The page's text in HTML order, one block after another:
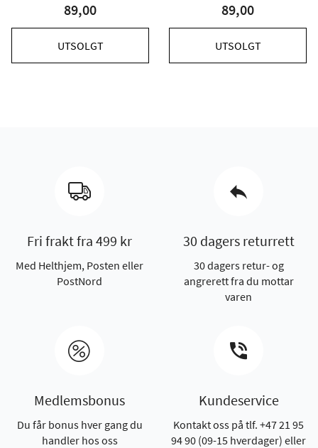
89,00
UTSOLGT
89,00
UTSOLGT
Fri frakt fra 499 kr
Med Helthjem, Posten eller
PostNord
30 dagers returrett
30 dagers retur- og
angrerett fra du mottar
varen
Medlemsbonus
Du får bonus hver gang du
handler hos oss
Kundeservice
Kontakt oss på tlf. +47 21 95
94 90 (09-15 hverdager) eller